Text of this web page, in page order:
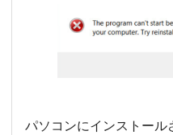
パソコンにインストー